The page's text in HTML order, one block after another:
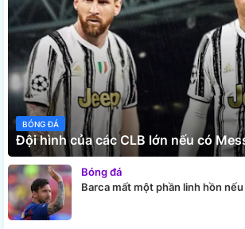
BÓNG ĐÁ
Đội hình của các CLB lớn nếu có
Bóng đá
Barca mất một phần linh hồn